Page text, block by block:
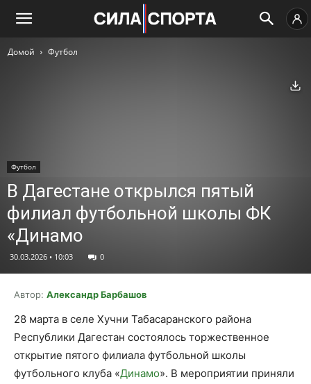
Домой Футбол
Футбол
В Дагестане открылся пятый
филиал футбольной школы ФК
«Динамо
30.03.2026 • 10:03 0
Автор: Александр Барбашов
28 марта в селе Хучни Табасаранского района
Республики Дагестан состоялось торжественное
открытие пятого филиала футбольной школы
футбольного клуба «Динамо». В мероприятии приняли